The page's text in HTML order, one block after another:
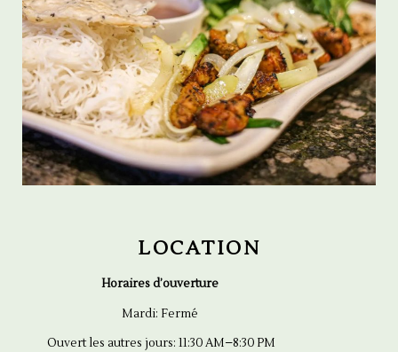
LOCATION
Horaires d’ouverture
Mardi: Fermé
Ouvert les autres jours: 11:30 AM–8:30 PM